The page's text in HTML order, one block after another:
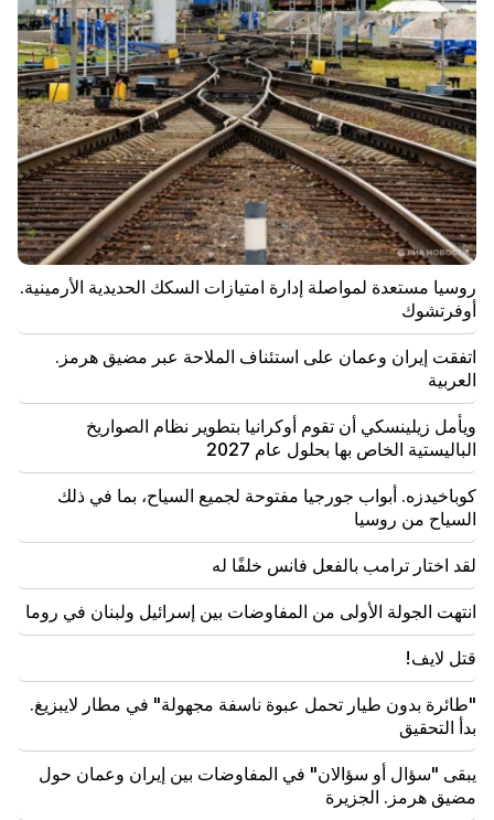
18:11
حادث مأساوي في مكب نفايات نوباراشين
18:01
تفكر آلا بوجاتشيفا في العودة إلى المسرح بسبب مشاكل
مالية
17:52
اتفقت إيران وعمان على استئناف الملاحة عبر مضيق هرمز.
العربية
17:17
ويأمل زيلينسكي أن تقوم أوكرانيا بتطوير نظام الصواريخ
الباليستية الخاص بها بحلول عام 2027
17:12
كوباخيدزه. أبواب جورجيا مفتوحة لجميع السياح، بما في ذلك
السياح من روسيا
14:25
لقد اختار ترامب بالفعل فانس خلفًا له
09:50
لم يحصل المعلم على الشهادة وسيترك المدرسة. نيكول
باشينيان
09:28
يجب ألا يكون لدينا طريق حول سيفان في حالة سيئة في
عام 2027. نيكول باشينيان
09:16
هذا هو الاجتماع الأول للحكومة المشكلة حديثا، وعلينا إجراء
بعض المراجعات. نيكول باشينيان
09:06
روسيا مستعدة لمواصلة إدارة امتيازات السكك الحديدية الأرمينية.
أوفرتشوك
اتفقت إيران وعمان على استئناف الملاحة عبر مضيق هرمز.
العربية
ويأمل زيلينسكي أن تقوم أوكرانيا بتطوير نظام الصواريخ
الباليستية الخاص بها بحلول عام 2027
كوباخيدزه. أبواب جورجيا مفتوحة لجميع السياح، بما في ذلك
السياح من روسيا
لقد اختار ترامب بالفعل فانس خلفًا له
انتهت الجولة الأولى من المفاوضات بين إسرائيل ولبنان في روما
قتل لايف!
"طائرة بدون طيار تحمل عبوة ناسفة مجهولة" في مطار لايبزيغ.
بدأ التحقيق
يبقى "سؤال أو سؤالان" في المفاوضات بين إيران وعمان حول
مضيق هرمز. الجزيرة